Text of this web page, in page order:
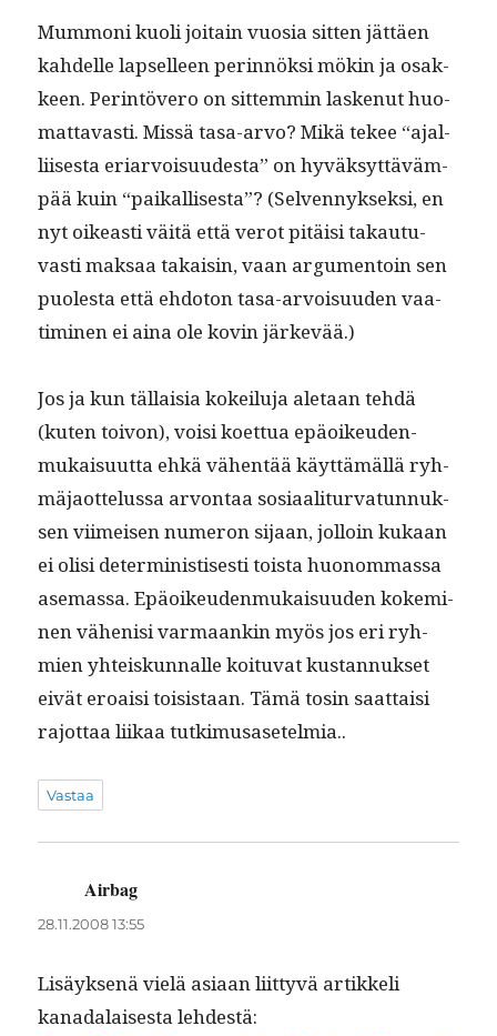
Mum­moni kuoli joitain vuosia sit­ten jät­täen
kahdelle lapselleen perin­nök­si mökin ja osak­
keen. Per­in­tövero on sit­tem­min laskenut huo­
mat­tavasti. Mis­sä tasa-arvo? Mikä tekee “ajal­
li­is­es­ta eri­ar­voisu­ud­es­ta” on hyväksyt­täväm­
pää kuin “paikallis­es­ta”? (Sel­ven­nyk­sek­si, en
nyt oikeasti väitä että verot pitäisi takau­tu­
vasti mak­saa takaisin, vaan argu­men­toin sen
puoles­ta että ehdo­ton tasa-arvoisu­u­den vaa­
timi­nen ei aina ole kovin järkevää.)
Jos ja kun täl­laisia kokeilu­ja ale­taan tehdä
(kuten toivon), voisi koet­tua epäoikeu­den­
mukaisu­ut­ta ehkä vähen­tää käyt­tämäl­lä ryh­
mä­jaot­telus­sa arvon­taa sosi­aal­i­tur­vatun­nuk­
sen viimeisen numeron sijaan, jol­loin kukaan
ei olisi deter­min­is­tis­es­ti toista huonom­mas­sa
ase­mas­sa. Epäoikeu­den­mukaisu­u­den kokem­i­
nen vähenisi var­maankin myös jos eri ryh­
mien yhteiskun­nalle koitu­vat kus­tan­nuk­set
eivät eroaisi toi­sis­taan. Tämä tosin saat­taisi
rajot­taa liikaa tutkimusasetelmia..
Vastaa
Airbag
28.11.2008 13:55
Lisäyk­senä vielä asi­aan liit­tyvä artikke­li
kanadalais­es­ta lehdestä: